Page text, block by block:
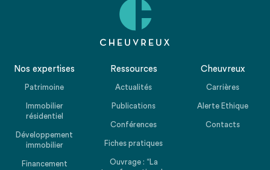
Nos expertises
Patrimoine
Immobilier
résidentiel
Développement
immobilier
Financement
Ressources
Actualités
Publications
Conférences
Fiches pratiques
Ouvrage : “La
Cheuvreux
Carrières
Alerte Ethique
Contacts